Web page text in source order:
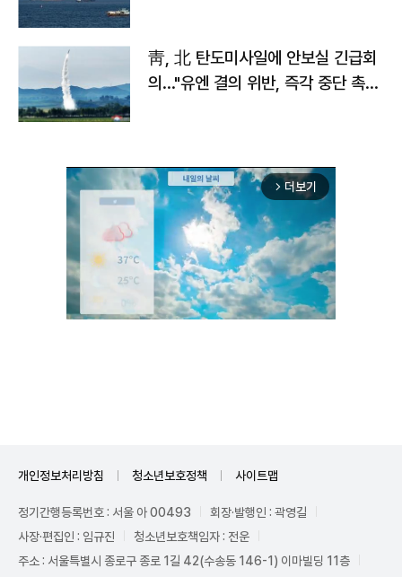
靑, 北 탄도미사일에 안보실 긴급회
의…"유엔 결의 위반, 즉각 중단 촉
arrow_forward_ios 더보기
개인정보처리방침 청소년보호정책 사이트맵
정기간행등록번호 : 서울 아 00493
회장·발행인 : 곽영길
사장·편집인 : 임규진
청소년보호책임자 : 전운
주소 : 서울특별시 종로구 종로 1길 42(수송동 146-1) 이마빌딩 11층